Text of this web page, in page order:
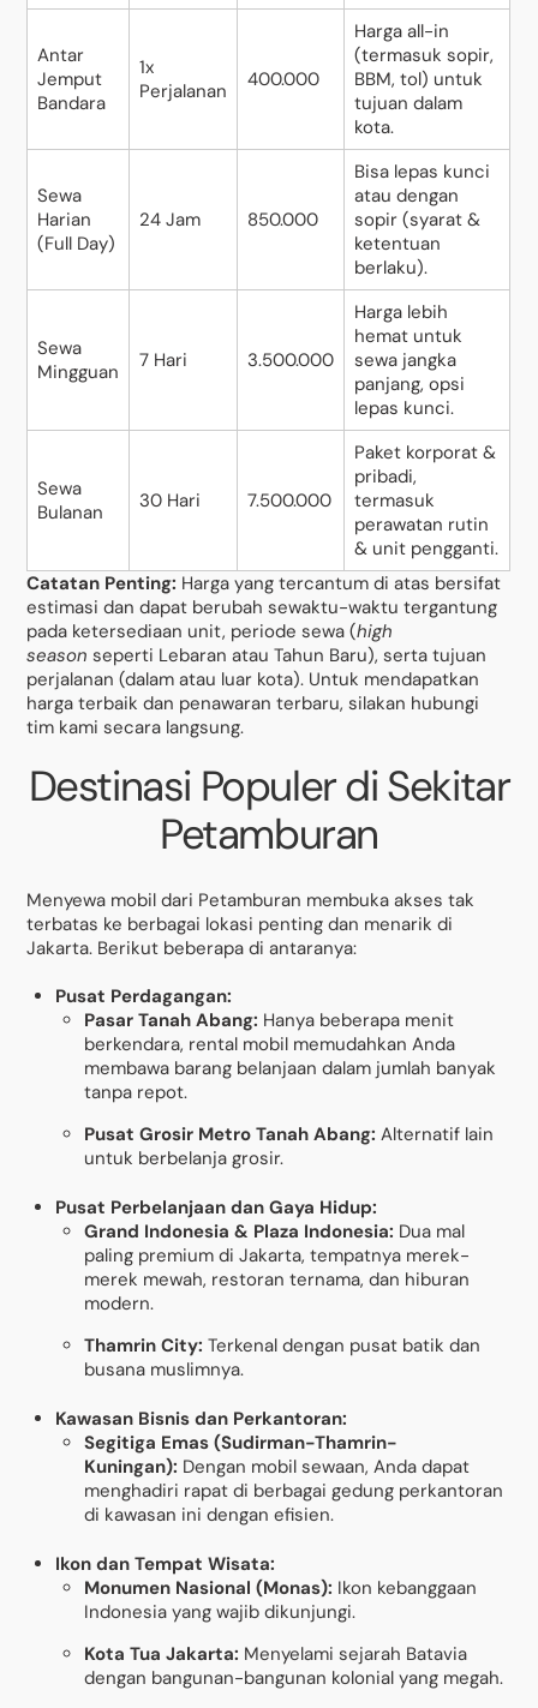
Antar
Jemput
Bandara
1x
Perjalanan
400.000
Harga all-in
(termasuk sopir,
BBM, tol) untuk
tujuan dalam
kota.
Sewa
Harian
(Full Day)
24 Jam 850.000
Bisa lepas kunci
atau dengan
sopir (syarat &
ketentuan
berlaku).
Sewa
Mingguan
7 Hari 3.500.000
Harga lebih
hemat untuk
sewa jangka
panjang, opsi
lepas kunci.
Sewa
Bulanan
30 Hari 7.500.000
Paket korporat &
pribadi,
termasuk
perawatan rutin
& unit pengganti.
Catatan Penting: Harga yang tercantum di atas bersifat
estimasi dan dapat berubah sewaktu-waktu tergantung
pada ketersediaan unit, periode sewa (high
season seperti Lebaran atau Tahun Baru), serta tujuan
perjalanan (dalam atau luar kota). Untuk mendapatkan
harga terbaik dan penawaran terbaru, silakan hubungi
tim kami secara langsung.
Destinasi Populer di Sekitar
Petamburan
Menyewa mobil dari Petamburan membuka akses tak
terbatas ke berbagai lokasi penting dan menarik di
Jakarta. Berikut beberapa di antaranya:
Pusat Perdagangan:
Pasar Tanah Abang: Hanya beberapa menit
berkendara, rental mobil memudahkan Anda
membawa barang belanjaan dalam jumlah banyak
tanpa repot.
Pusat Grosir Metro Tanah Abang: Alternatif lain
untuk berbelanja grosir.
Pusat Perbelanjaan dan Gaya Hidup:
Grand Indonesia & Plaza Indonesia: Dua mal
paling premium di Jakarta, tempatnya merek-
merek mewah, restoran ternama, dan hiburan
modern.
Thamrin City: Terkenal dengan pusat batik dan
busana muslimnya.
Kawasan Bisnis dan Perkantoran:
Segitiga Emas (Sudirman-Thamrin-
Kuningan): Dengan mobil sewaan, Anda dapat
menghadiri rapat di berbagai gedung perkantoran
di kawasan ini dengan efisien.
Ikon dan Tempat Wisata:
Monumen Nasional (Monas): Ikon kebanggaan
Indonesia yang wajib dikunjungi.
Kota Tua Jakarta: Menyelami sejarah Batavia
dengan bangunan-bangunan kolonial yang megah.